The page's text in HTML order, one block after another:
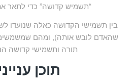
“תשמיש קדושה” כדי לתאר
בין תשמישי הקדושה כאלה שנועדו
שהאדם לובש אותה), ומהם שמשמשים
תורה ותשמישי קדושה
תוכן